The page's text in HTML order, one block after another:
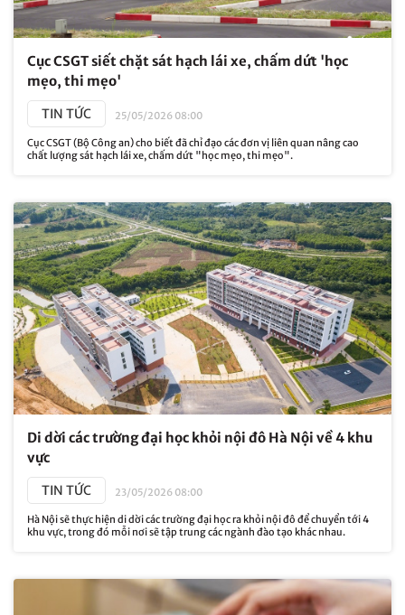
Cục CSGT siết chặt sát hạch lái xe, chấm dứt 'học
mẹo, thi mẹo'
TIN TỨC 25/05/2026 08:00
Cục CSGT (Bộ Công an) cho biết đã chỉ đạo các đơn vị liên quan nâng cao
chất lượng sát hạch lái xe, chấm dứt "học mẹo, thi mẹo".
Di dời các trường đại học khỏi nội đô Hà Nội về 4 khu
vực
TIN TỨC 23/05/2026 08:00
Hà Nội sẽ thực hiện di dời các trường đại học ra khỏi nội đô để chuyển tới 4
khu vực, trong đó mỗi nơi sẽ tập trung các ngành đào tạo khác nhau.